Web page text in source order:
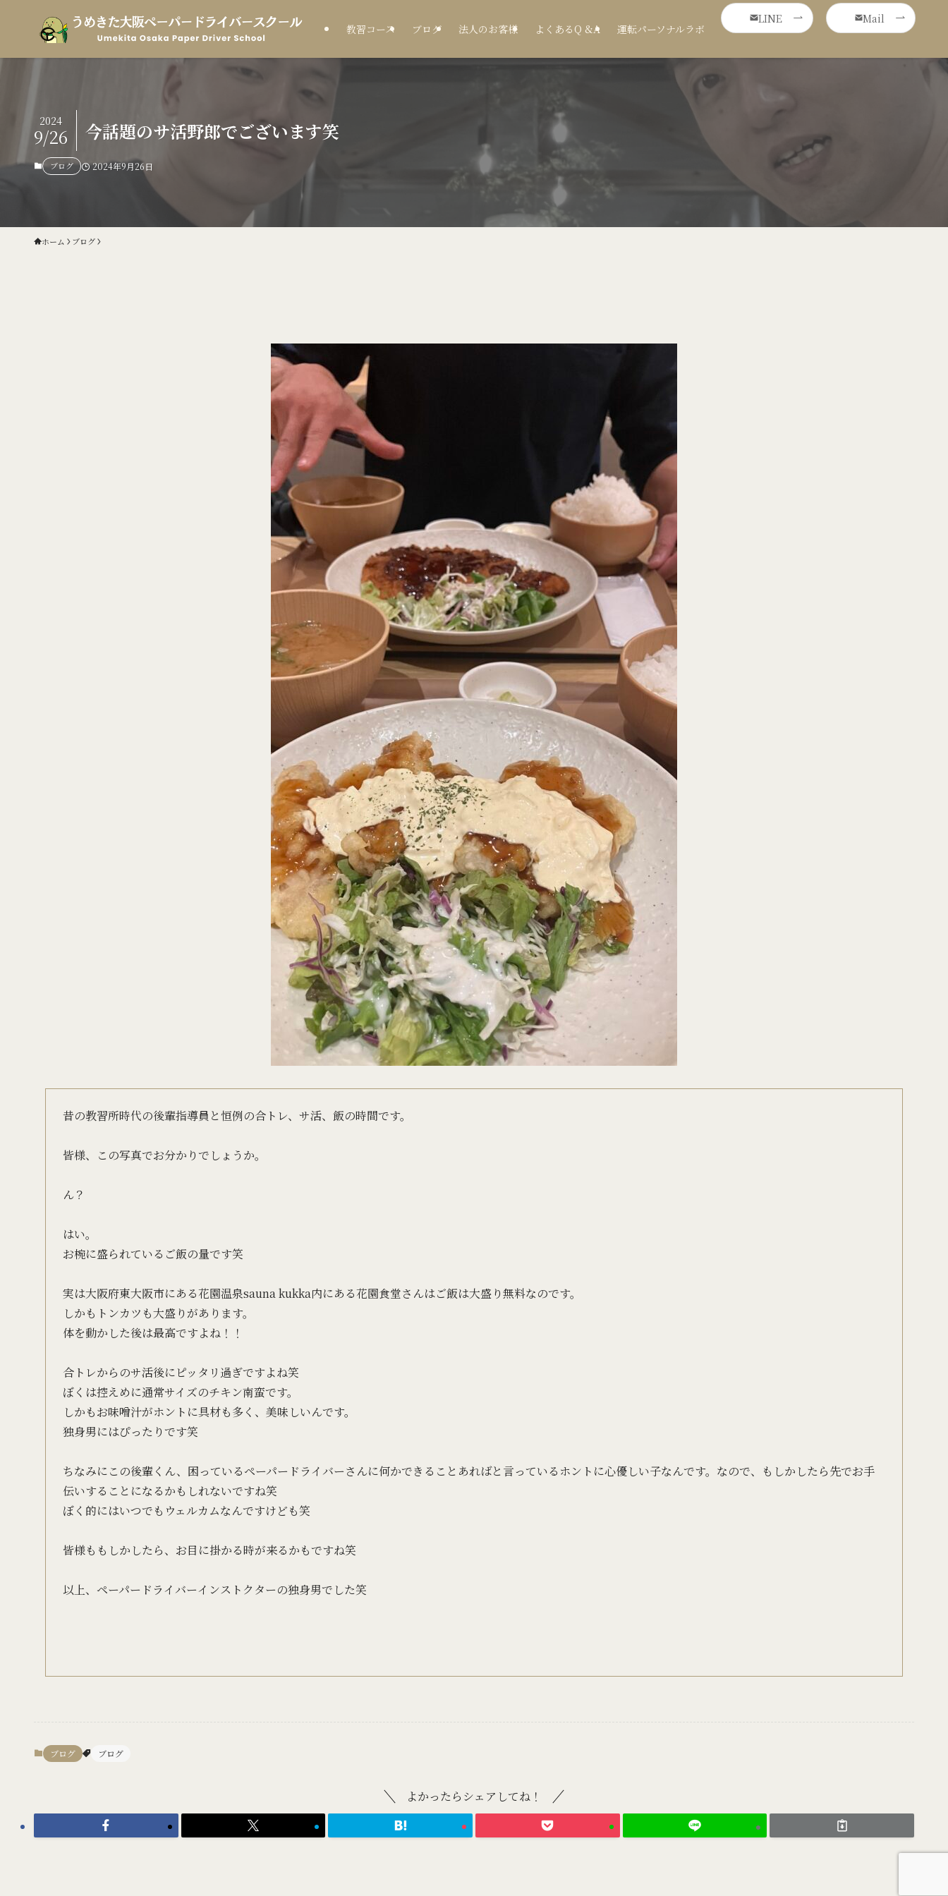
教習コース ブログ 法人のお客様 よくあるQ &A 運転パーソナルラボ
LINE Mail
今話題のサ活野郎でございます笑
2024
9/26
ブログ 2024年9月26日
ホーム ブログ
昔の教習所時代の後輩指導員と恒例の合トレ、サ活、飯の時間です。
皆様、この写真でお分かりでしょうか。
ん？
はい。
お椀に盛られているご飯の量です笑
実は大阪府東大阪市にある花園温泉sauna kukka内にある花園食堂さんはご飯は大盛り無料なのです。
しかもトンカツも大盛りがあります。
体を動かした後は最高ですよね！！
合トレからのサ活後にピッタリ過ぎですよね笑
ぼくは控えめに通常サイズのチキン南蛮です。
しかもお味噌汁がホントに具材も多く、美味しいんです。
独身男にはぴったりです笑
ちなみにこの後輩くん、困っているペーパードライバーさんに何かできることあればと言っているホントに心優しい子なんです。なので、もしかしたら先でお手
伝いすることになるかもしれないですね笑
ぼく的にはいつでもウェルカムなんですけども笑
皆様ももしかしたら、お目に掛かる時が来るかもですね笑
以上、ペーパードライバーインストクターの独身男でした笑
ブログ ブログ
よかったらシェアしてね！